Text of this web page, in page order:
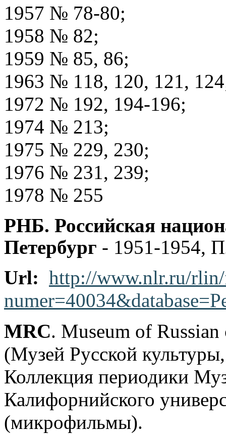
1957 № 78-80;
1958 № 82;
1959 № 85, 86;
1963 № 118, 120, 121,
1972 № 192, 194-196;
1974 № 213;
1975 № 229, 230;
1976 № 231, 239;
1978 № 255
РНБ. Российская
Петербург - 1951-1954,
Url: http://www.nlr.ru/
MRC. Museum of
(Музей Русской
Коллекция периодики
Калифорнийского
(микрофильмы).